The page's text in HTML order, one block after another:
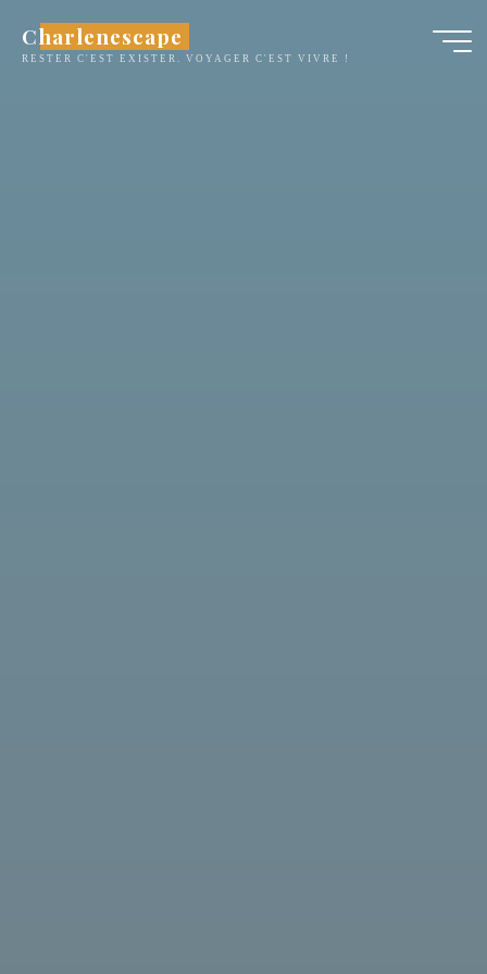
contenu
Charlenescape
RESTER C'EST EXISTER. VOYAGER C'EST VIVRE !